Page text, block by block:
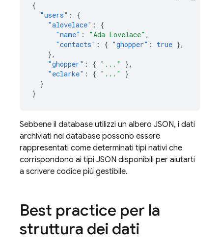
{
"users" :
{
"alovelace" :
{
"name" : "Ada Lovelace" ,
"contacts" : { "ghopper" : true },
},
"ghopper" : { "..."
},
"eclarke" : { "..."
}
}
}
Sebbene il database utilizzi un albero JSON, i dati
archiviati nel database possono essere
rappresentati come determinati tipi nativi che
corrispondono ai tipi JSON disponibili per aiutarti
a scrivere codice più gestibile.
Best practice per la
struttura dei dati